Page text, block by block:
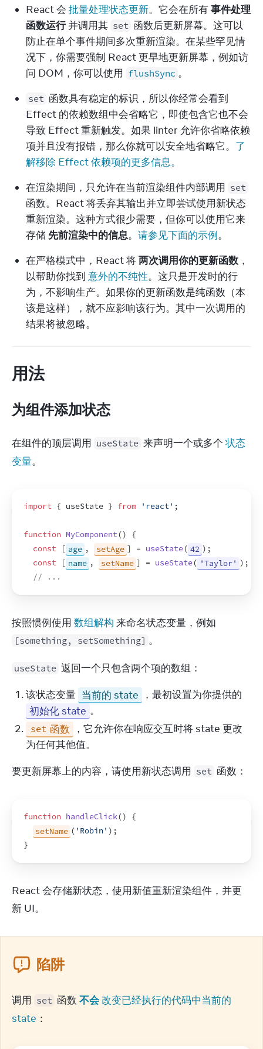
React 会 批量处理状态更新。它会在所有 事件处理
函数运行 并调用其 set 函数后更新屏幕。这可以
防止在单个事件期间多次重新渲染。在某些罕见情
况下，你需要强制 React 更早地更新屏幕，例如访
问 DOM，你可以使用 flushSync 。
set 函数具有稳定的标识，所以你经常会看到
Effect 的依赖数组中会省略它，即使包含它也不会
导致 Effect 重新触发。如果 linter 允许你省略依赖
项并且没有报错，那么你就可以安全地省略它。 了
解移除 Effect 依赖项的更多信息。
在渲染期间，只允许在当前渲染组件内部调用 set
函数。React 将丢弃其输出并立即尝试使用新状态
重新渲染。这种方式很少需要，但你可以使用它来
存储 先前渲染中的信息。 请参见下面的示例。
在严格模式中，React 将 两次调用你的更新函数 ，
以帮助你找到 意外的不纯性。这只是开发时的行
为，不影响生产。如果你的更新函数是纯函数（本
该是这样），就不应影响该行为。其中一次调用的
结果将被忽略。
用法
为组件添加状态
在组件的顶层调用 useState 来声明一个或多个 状态
变量。
import { useState } from 'react' ;
function MyComponent()
{
const
[ age , setAge ] = useState( 42 ) ;
const
[ name , setName ] = useState( 'Taylor' ) ;
// ...
按照惯例使用 数组解构
[something, setSomething] 。
useState 返回一个只包含两个项的数组：
该状态变量 当前的 state
，最初设置为你提供的
初始化 state 。
set 函数
，它允许你在响应交互时将 state 更改
为任何其他值。
要更新屏幕上的内容，请使用新状态调用 set 函数：
function handleClick()
{
setName ( 'Robin' ) ;
}
React 会存储新状态，使用新值重新渲染组件，并更
新 UI。
陷阱
调用 set 函数 不会 改变已经执行的代码中当前的
state ：